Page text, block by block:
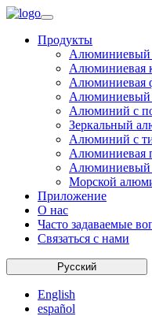
Продукты
Алюминиевый
Алюминиевая
Алюминиевая
Алюминиевый
Алюминий с
Зеркальный
Алюминий с
Алюминиевая
Алюминиевый
Морской
Приложение
О нас
Часто задаваемые
Связаться с нами
Русский
English
español